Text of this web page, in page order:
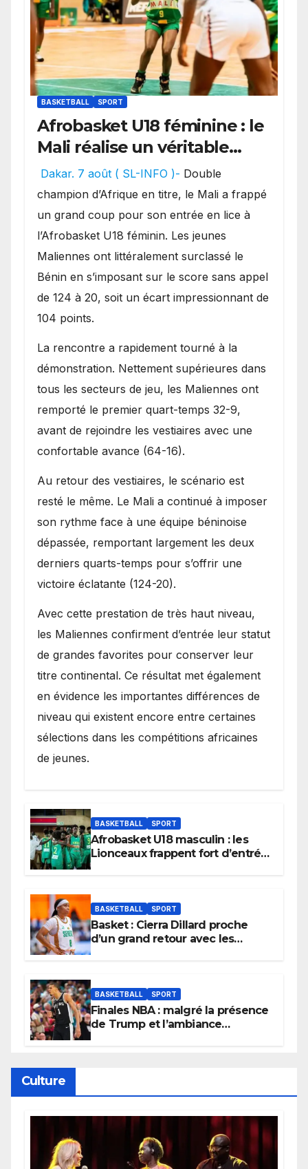
BASKETBALL SPORT
Afrobasket U18 féminine : le
Mali réalise un véritable
festival offensif et inflige
une lourde défaite au
Bénin.
Dakar. 7 août ( SL-INFO )- Double
champion d’Afrique en titre, le Mali a frappé
un grand coup pour son entrée en lice à
l’Afrobasket U18 féminin. Les jeunes
Maliennes ont littéralement surclassé le
Bénin en s’imposant sur le score sans appel
de 124 à 20, soit un écart impressionnant de
104 points.
La rencontre a rapidement tourné à la
démonstration. Nettement supérieures dans
tous les secteurs de jeu, les Maliennes ont
remporté le premier quart-temps 32-9,
avant de rejoindre les vestiaires avec une
confortable avance (64-16).
Au retour des vestiaires, le scénario est
resté le même. Le Mali a continué à imposer
son rythme face à une équipe béninoise
dépassée, remportant largement les deux
derniers quarts-temps pour s’offrir une
victoire éclatante (124-20).
Avec cette prestation de très haut niveau,
les Maliennes confirment d’entrée leur statut
de grandes favorites pour conserver leur
titre continental. Ce résultat met également
en évidence les importantes différences de
niveau qui existent encore entre certaines
sélections dans les compétitions africaines
de jeunes.
BASKETBALL SPORT
Afrobasket U18 masculin : les
Lionceaux frappent fort d’entrée
BASKETBALL SPORT
Basket : Cierra Dillard proche
d’un grand retour avec les
BASKETBALL SPORT
Finales NBA : malgré la présence
de Trump et l’ambiance
Culture